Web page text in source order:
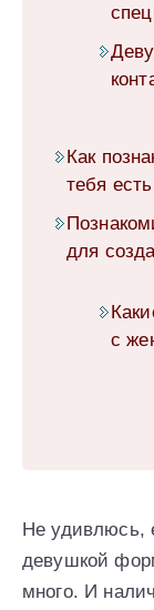
Как
тебя
для
с
Не удивлюсь,
девушкой
много. И